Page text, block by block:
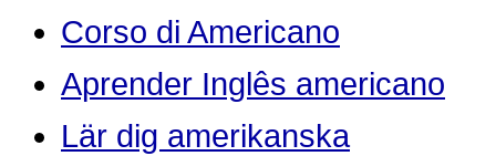
Corso di Americano
Aprender Inglês americano
Lär dig amerikanska